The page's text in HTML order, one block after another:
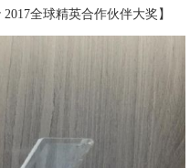
全球精英合作伙伴大奖】